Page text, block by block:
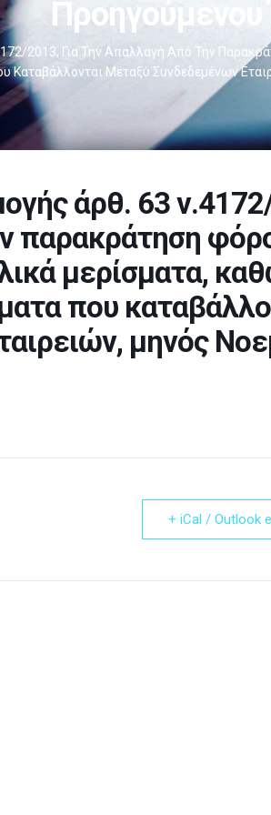
2013, Για Την Απαλλαγή Από Την
Καταβάλλονται Μεταξύ Συνδεδεμένων
άρθ. 63
παρακράτηση
μερίσματα,
που
μηνός
+ iCal / Outlook